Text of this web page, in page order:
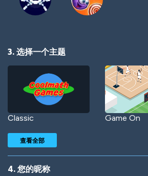
3. 选择一个主题
Classic Game On
查看全部
4. 您的昵称